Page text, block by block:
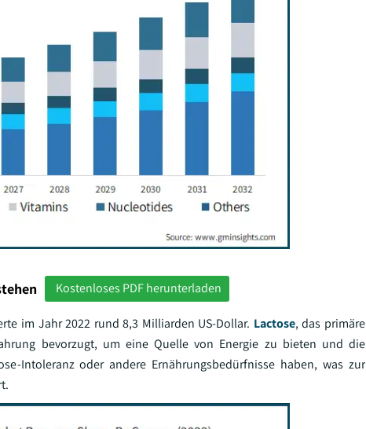
Kostenloses PDF herunterladen
im Jahr 2022 rund 8,3 Milliarden US-Dollar. Lactose, das primäre
bevorzugt, um eine Quelle von Energie zu bieten und die
Intoleranz oder andere Ernährungsbedürfnisse haben, was zur